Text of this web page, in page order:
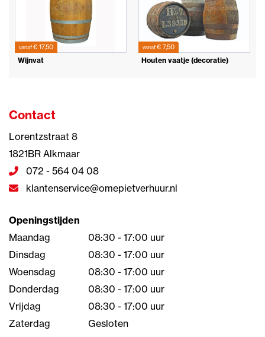
vanaf€ 17,50
Wijnvat
vanaf€ 7,50
Houten vaatje (decoratie)
Contact
Lorentzstraat 8
1821BR Alkmaar
072 - 564 04 08
klantenservice@omepietverhuur.nl
Openingstijden
Maandag
08:30 - 17:00 uur
Dinsdag
08:30 - 17:00 uur
Woensdag
08:30 - 17:00 uur
Donderdag
08:30 - 17:00 uur
Vrijdag
08:30 - 17:00 uur
Zaterdag
Gesloten